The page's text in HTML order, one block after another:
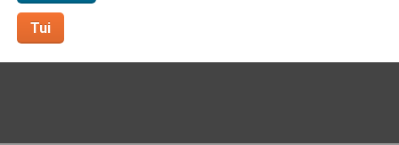
Tui